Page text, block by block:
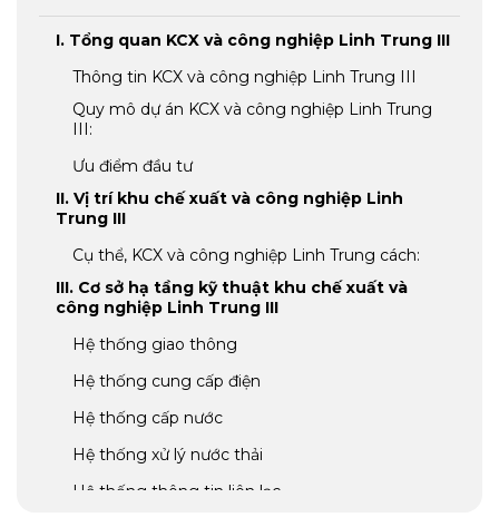
I. Tổng quan KCX và công nghiệp Linh Trung III
Thông tin KCX và công nghiệp Linh Trung III
Quy mô dự án KCX và công nghiệp Linh Trung
III:
Ưu điểm đầu tư
II. Vị trí khu chế xuất và công nghiệp Linh
Trung III
Cụ thể, KCX và công nghiệp Linh Trung cách:
III. Cơ sở hạ tầng kỹ thuật khu chế xuất và
công nghiệp Linh Trung III
Hệ thống giao thông
Hệ thống cung cấp điện
Hệ thống cấp nước
Hệ thống xử lý nước thải
Hệ thống thông tin liên lạc